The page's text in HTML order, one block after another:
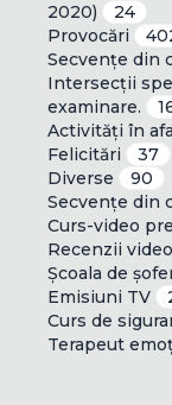
2020)
24
Provocări
Secvențe din
Intersecții
examinare.
Activități în
Felicitări
37
Diverse
90
Secvențe din
Curs-video
Recenzii video
Școala de
Emisiuni TV
Curs de
Terapeut